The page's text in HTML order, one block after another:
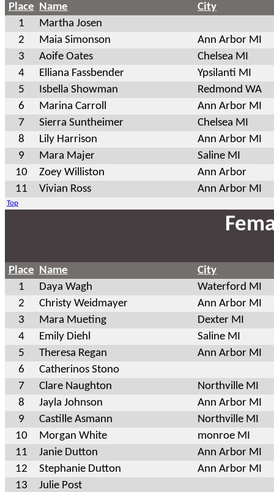
Place Name
City
1
Martha Josen
2
Maia Simonson
Ann Arbor MI
3
Aoife Oates
Chelsea MI
4
Elliana Fassbender
Ypsilanti MI
5
Isbella Showman
Redmond WA
6
Marina Carroll
Ann Arbor MI
7
Sierra Suntheimer
Chelsea MI
8
Lily Harrison
Ann Arbor MI
9
Mara Majer
Saline MI
10
Zoey Williston
Ann Arbor
11
Vivian Ross Ann Arbor MI
Top
Place Name
City
1
Daya Wagh
Waterford MI
2
Christy Weidmayer
Ann Arbor MI
3
Mara Mueting
Dexter MI
4
Emily Diehl
Saline MI
5
Theresa Regan
Ann Arbor MI
6
Catherinos Stono
7
Clare Naughton
Northville MI
8
Jayla Johnson
Ann Arbor MI
9
Castille Asmann
Northville MI
10
Morgan White
monroe MI
11
Janie Dutton
Ann Arbor MI
12
Stephanie Dutton
Ann Arbor MI
13
Julie Post